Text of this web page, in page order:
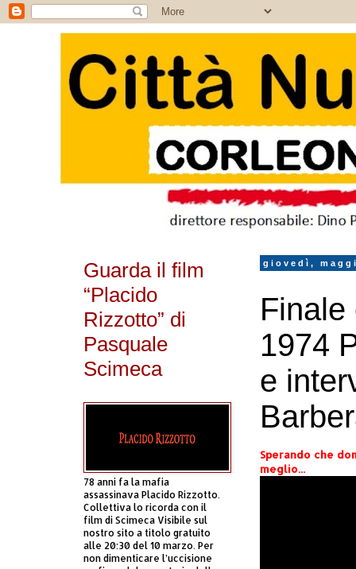
giovedì,
Finale
1974
e
Sperando che
meglio...
Guarda il film
“Placido
Rizzotto” di
Pasquale
Scimeca
78 anni fa la mafia
assassinava Placido Rizzotto.
Collettiva lo ricorda con il
film di Scimeca Visibile sul
nostro sito a titolo gratuito
alle 20:30 del 10 marzo. Per
non dimenticare l’uccisione